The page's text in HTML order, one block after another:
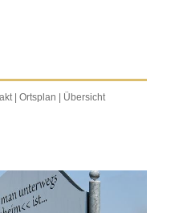
| Ortsplan | Übersicht